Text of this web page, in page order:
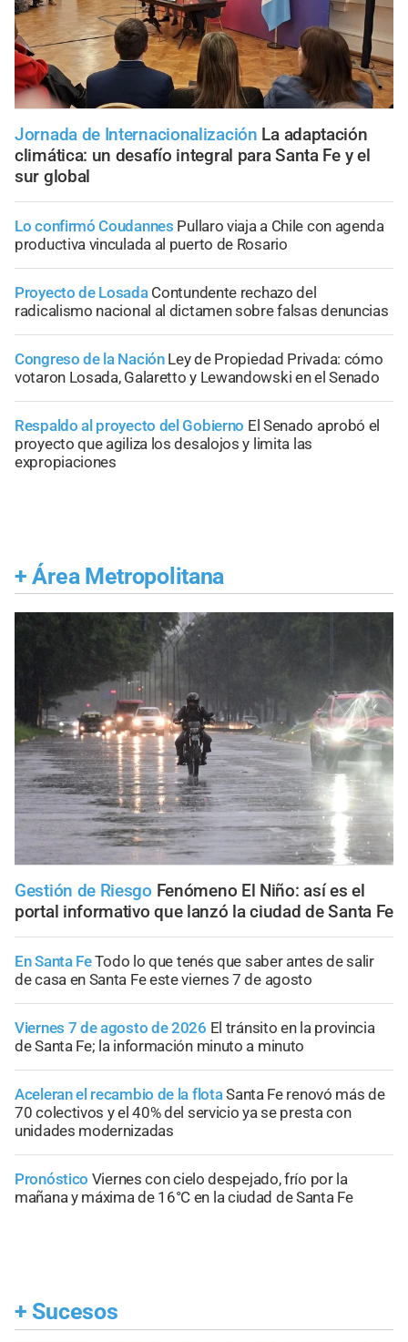
Jornada de Internacionalización La adaptación
climática: un desafío integral para Santa Fe y el
sur global
Lo confirmó Coudannes Pullaro viaja a Chile con agenda
productiva vinculada al puerto de Rosario
Proyecto de Losada Contundente rechazo del
radicalismo nacional al dictamen sobre falsas denuncias
Congreso de la Nación Ley de Propiedad Privada: cómo
votaron Losada, Galaretto y Lewandowski en el Senado
Respaldo al proyecto del Gobierno El Senado aprobó el
proyecto que agiliza los desalojos y limita las
expropiaciones
+ Área Metropolitana
Gestión de Riesgo Fenómeno El Niño: así es el
portal informativo que lanzó la ciudad de Santa Fe
En Santa FeTodo lo que tenés que saber antes de salir
de casa en Santa Fe este viernes 7 de agosto
Viernes 7 de agosto de 2026 El tránsito en la provincia
de Santa Fe; la información minuto a minuto
Aceleran el recambio de la flotaSanta Fe renovó más de
70 colectivos y el 40% del servicio ya se presta con
unidades modernizadas
Pronóstico Viernes con cielo despejado, frío por la
mañana y máxima de 16°C en la ciudad de Santa Fe
+ Sucesos